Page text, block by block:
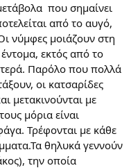
που σημαίνει
από το αυγό,
νύμφες μοιάζουν στη
εκτός από το
Παρόλο που πολλά
οι κατσαρίδες
μετακινούνται με
μόρια είναι
Τρέφονται με κάθε
θηλυκά γεννούν
την οποία